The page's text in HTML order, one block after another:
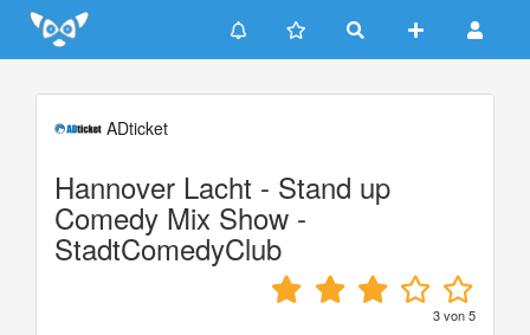
Update cookies preferences
ADticket
Hannover Lacht - Stand up
Comedy Mix Show -
StadtComedyClub
3von5